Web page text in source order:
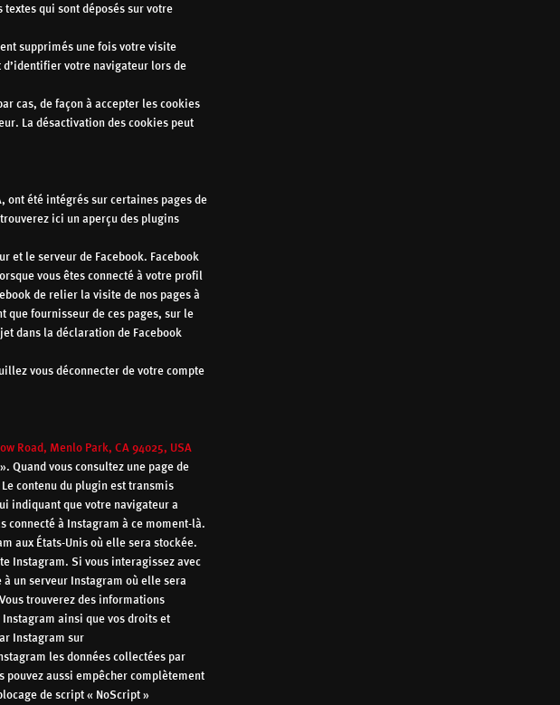
qui sont déposés sur votre
supprimés une fois votre visite
votre navigateur lors de
cas, de façon à accepter les cookies
La désactivation des cookies peut
ont été intégrés sur certaines pages de
ici un aperçu des plugins
et le serveur de Facebook. Facebook
vous êtes connecté à votre profil
de relier la visite de nos pages à
que fournisseur de ces pages, sur le
dans la déclaration de Facebook
vous déconnecter de votre compte
Road, Menlo Park, CA 94025, USA
Quand vous consultez une page de
contenu du plugin est transmis
indiquant que votre navigateur a
connecté à Instagram à ce moment-là.
aux États-Unis où elle sera stockée.
Instagram. Si vous interagissez avec
un serveur Instagram où elle sera
trouverez des informations
ainsi que vos droits et
Instagram sur
les données collectées par
pouvez aussi empêcher complètement
de script « NoScript »